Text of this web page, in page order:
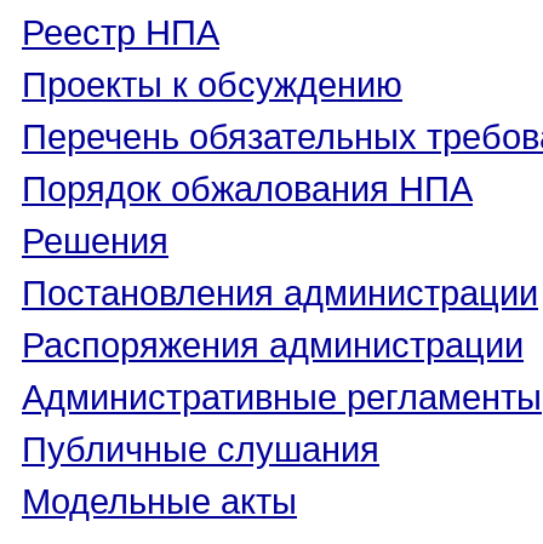
Реестр НПА
Проекты к обсуждению
Перечень обязательных
Порядок обжалования НПА
Решения
Постановления администрации
Распоряжения администрации
Административные регламенты
Публичные слушания
Модельные акты